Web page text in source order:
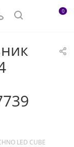
0
LED CUBE